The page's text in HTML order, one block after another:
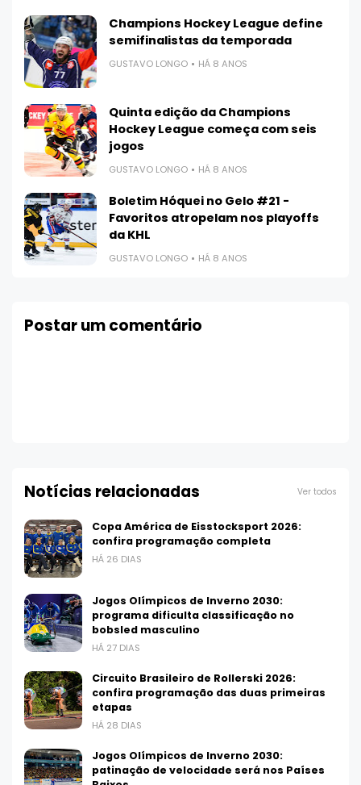
Champions Hockey League define
semifinalistas da temporada
GUSTAVO LONGO HÁ 8 ANOS
Quinta edição da Champions
Hockey League começa com seis
jogos
GUSTAVO LONGO HÁ 8 ANOS
Boletim Hóquei no Gelo #21 -
Favoritos atropelam nos playoffs
da KHL
GUSTAVO LONGO HÁ 8 ANOS
Postar um comentário
Notícias relacionadas Ver todos
Copa América de Eisstocksport 2026:
confira programação completa
HÁ 26 DIAS
Jogos Olímpicos de Inverno 2030:
programa dificulta classificação no
bobsled masculino
HÁ 27 DIAS
Circuito Brasileiro de Rollerski 2026:
confira programação das duas primeiras
etapas
HÁ 28 DIAS
Jogos Olímpicos de Inverno 2030:
patinação de velocidade será nos Países